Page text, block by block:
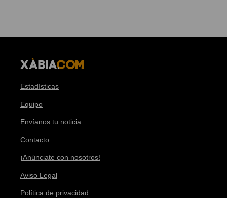
Estadísticas
Equipo
Envíanos tu noticia
Contacto
¡Anúnciate con nosotros!
Aviso Legal
Política de privacidad